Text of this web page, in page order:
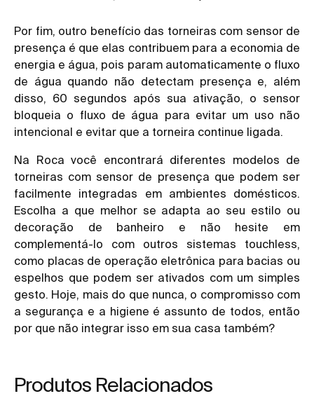
Por fim, outro benefício das torneiras com sensor de
presença é que elas contribuem para a economia de
energia e água, pois param automaticamente o fluxo
de água quando não detectam presença e, além
disso, 60 segundos após sua ativação, o sensor
bloqueia o fluxo de água para evitar um uso não
intencional e evitar que a torneira continue ligada.
Na Roca você encontrará diferentes modelos de
torneiras com sensor de presença que podem ser
facilmente integradas em ambientes domésticos.
Escolha a que melhor se adapta ao seu estilo ou
decoração de banheiro e não hesite em
complementá-lo com outros sistemas touchless,
como placas de operação eletrônica para bacias ou
espelhos que podem ser ativados com um simples
gesto. Hoje, mais do que nunca, o compromisso com
a segurança e a higiene é assunto de todos, então
por que não integrar isso em sua casa também?
Produtos Relacionados